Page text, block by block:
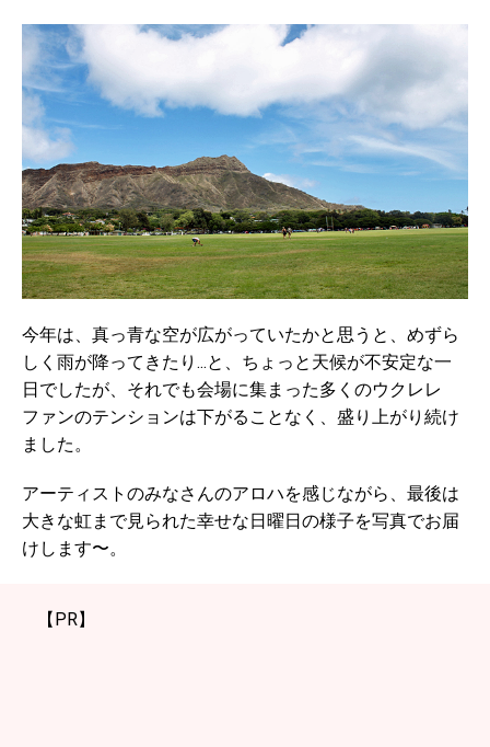
今年は、真っ青な空が広がっていたかと思うと、めずら
しく雨が降ってきたり...と、ちょっと天候が不安定な一
日でしたが、それでも会場に集まった多くのウクレレ
ファンのテンションは下がることなく、盛り上がり続け
ました。
アーティストのみなさんのアロハを感じながら、最後は
大きな虹まで見られた幸せな日曜日の様子を写真でお届
けします〜。
【PR】